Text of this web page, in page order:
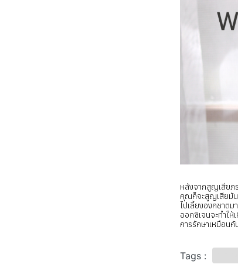
หลังจากสูญเสียภ
คุณก็จะสูญเสียมัน
ไปเลี้ยงองคชาต
ออกซิเจนจะทำใ
การรักษาเหมือน
Tags :